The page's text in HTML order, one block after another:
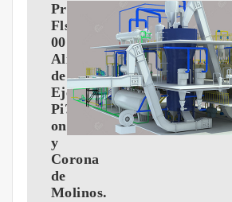
Pro-
Fls-
001
Alineamiento
de
Eje
Pi?
on
y
Corona
de
Molinos.